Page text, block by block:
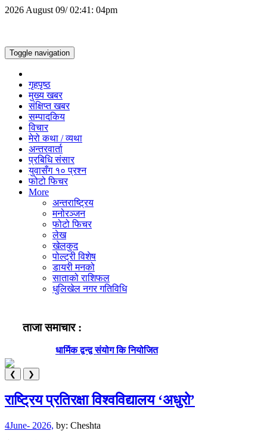
2026 August 09/ 02:41: 04pm
Toggle navigation
गृहपृष्ठ
मुख्य खबर
संक्षिप्त खबर
सम्पादकिय
विचार
मेरो कथा / व्यथा
अन्तरवार्ता
प्रबिधि संसार
युवासँग १० प्रश्न
फोटो फिचर
More
अन्तराष्ट्रिय
मनोरञ्जन
फोटो फिचर
लेख
खेलकुद
पोल्ट्री विशेष
डायरी मनको
साताको राशिफल
धुलिखेल नगर गतिविधि
ताजा समाचार :
धार्मिक द्वन्द्व संयोग कि नियोजित
❮ ❯
राष्ट्रिय प्रतिरक्षा विश्वविद्यालय ‘अधुरो’
4June- 2026, by: Cheshta